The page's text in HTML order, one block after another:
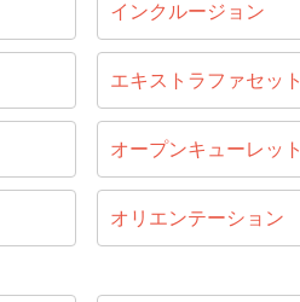
インクルージョン
エキストラファセット
オープンキューレット
オリエンテーション